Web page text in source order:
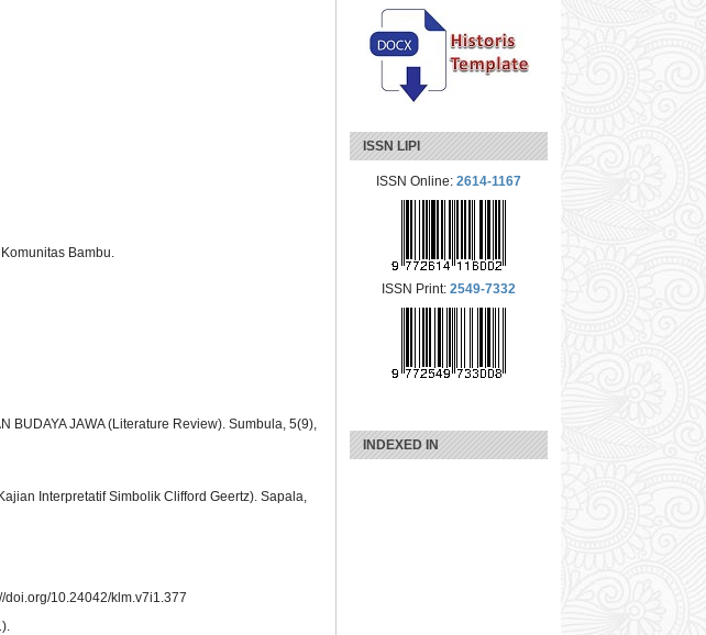
ISSN LIPI
ISSN Online: 2614-1167
ISSN Print: 2549-7332
INDEXED IN
Bambu.
BUDAYA JAWA (Literature Review). Sumbula, 5(9),
Interpretatif Simbolik Clifford Geertz). Sapala,
doi.org/10.24042/klm.v7i1.377